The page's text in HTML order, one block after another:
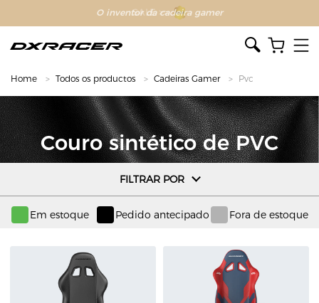
O inventor da cadeira gamer
Home Todos os productos Cadeiras Gamer Pvc
Couro sintético de PVC
resistência ao desgaste e sua capacidade de manter uma
aparência nova ao longo do tempo.
FILTRAR POR
Em estoque Pedido antecipado Fora de estoque